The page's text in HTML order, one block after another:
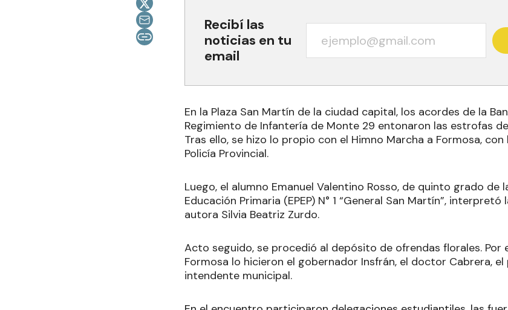
Recibí las
noticias en tu
email
En la Plaza San Martín de la ciudad capital, los acordes de la
Regimiento de Infantería de Monte 29 entonaron las estrofas
Tras ello, se hizo lo propio con el Himno Marcha a Formosa,
Policía Provincial.
Luego, el alumno Emanuel Valentino Rosso, de quinto grado de
Educación Primaria (EPEP) N° 1 “General San Martín”,
autora Silvia Beatriz Zurdo.
Acto seguido, se procedió al depósito de ofrendas florales. Por
Formosa lo hicieron el gobernador Insfrán, el doctor Cabrera, el
intendente municipal.